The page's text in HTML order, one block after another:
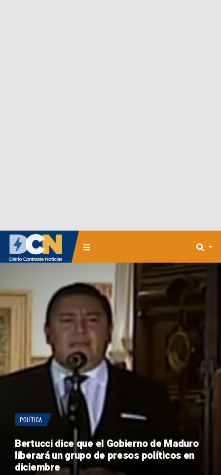
POLÍTICA
Bertucci dice que el Gobierno de Maduro
liberará un grupo de presos políticos en
diciembre